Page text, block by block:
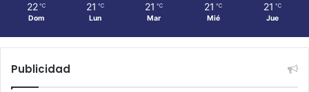
22 ℃
Dom
21 ℃
Lun
21 ℃
Mar
21 ℃
Mié
21 ℃
Jue
Publicidad